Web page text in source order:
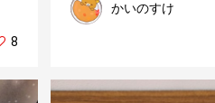
8
かいのすけ